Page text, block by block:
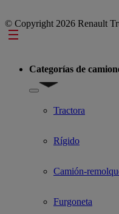
© Copyright 2026 Renault
Footer
Categorías de
Show submenu for
Tractora
Rígido
Camión-
Furgoneta